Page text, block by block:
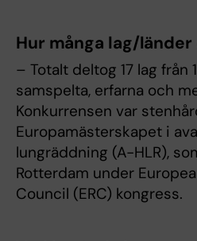
Hur många lag/
– Totalt deltog 17 lag från
samspelta, erfarna och
Konkurrensen var
Europamästerskapet i
lungräddning (A-HLR),
Rotterdam under
Council (ERC) kongress.